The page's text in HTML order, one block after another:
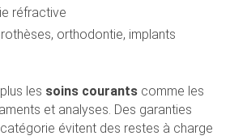
réfractive
orthodontie, implants
les soins courantscomme les
et analyses. Des garanties
évitent des restes à charge